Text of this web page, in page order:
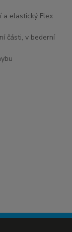
a elastický Flex
části, v bederní